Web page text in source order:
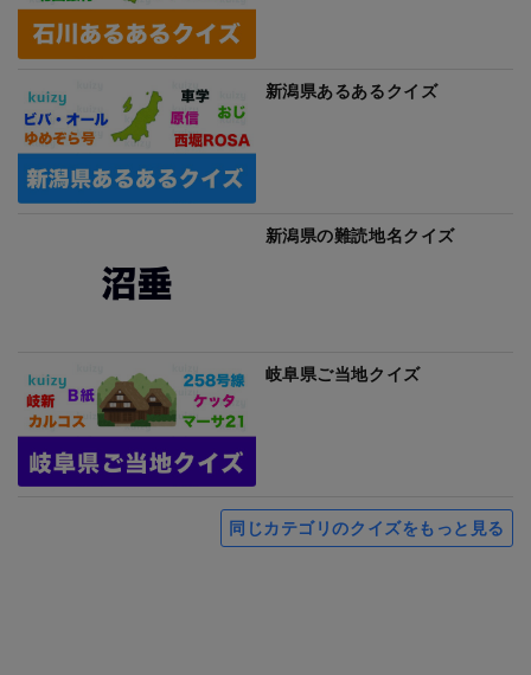
新潟県あるあるクイズ
新潟県の難読地名クイズ
岐阜県ご当地クイズ
同じカテゴリのクイズをもっと見る